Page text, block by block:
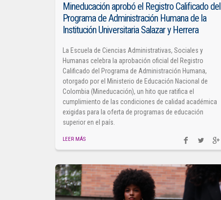
Mineducación aprobó el Registro Calificado del
Programa de Administración Humana de la
Institución Universitaria Salazar y Herrera
La Escuela de Ciencias Administrativas, Sociales y
Humanas celebra la aprobación oficial del Registro
Calificado del Programa de Administración Humana,
otorgado por el Ministerio de Educación Nacional de
Colombia (Mineducación), un hito que ratifica el
cumplimiento de las condiciones de calidad académica
exigidas para la oferta de programas de educación
superior en el país.
LEER MÁS